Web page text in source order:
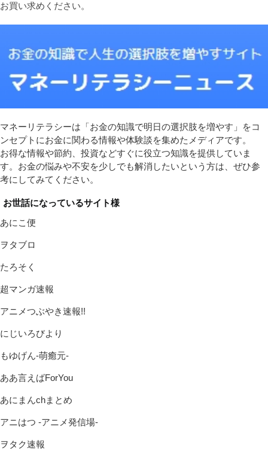
お買い求めください。
マネーリテラシーは「お金の知識で明日の選択肢を増やす」をコ
ンセプトにお金に関わる情報や体験談を集めたメディアです。
お得な情報や節約、投資などすぐに役立つ知識を提供していま
す。お金の悩みや不安を少しでも解消したいという方は、ぜひ参
考にしてみてください。
お世話になっているサイト様
あにこ便
ヲタブロ
たろそく
超マンガ速報
アニメつぶやき速報!!
にじいろびより
もゆげん-萌癒元-
ああ言えばForYou
あにまんchまとめ
アニはつ -アニメ発信場-
ヲタク速報